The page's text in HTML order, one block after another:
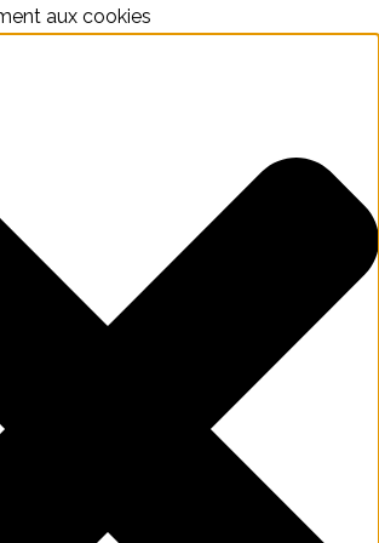
aux cookies